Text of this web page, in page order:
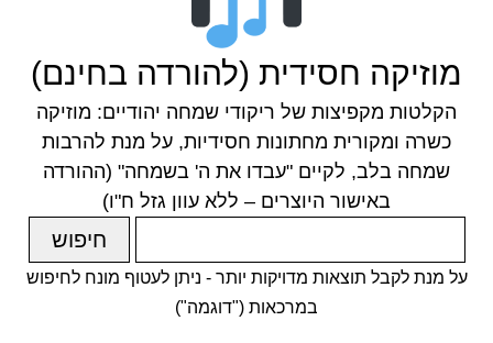
מוזיקה חסידית (להורדה בחינם)
הקלטות מקפיצות של ריקודי שמחה יהודיים: מוזיקה
כשרה ומקורית מחתונות חסידיות, על מנת להרבות
שמחה בלב, לקיים "עבדו את ה' בשמחה" (ההורדה
באישור היוצרים – ללא עוון גזל ח"ו)
על מנת לקבל תוצאות מדויקות יותר - ניתן לעטוף מונח לחיפוש
במרכאות ("דוגמה")